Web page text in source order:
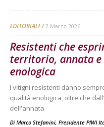
EDITORIALI 2 Marzo 2026
Resistenti che
territorio, annata
enologica
I vitigni resistenti danno
qualità enologica, oltre che
dell'annata
Di Marco Stefanini, Presidente PIWI